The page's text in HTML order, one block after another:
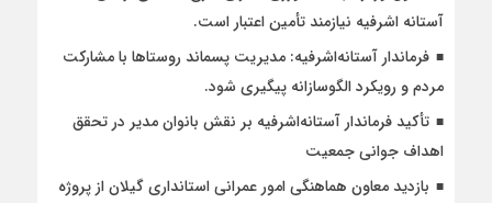
آستانه اشرفیه نیازمند تأمین اعتبار است.
فرماندار آستانه‌اشرفیه: مدیریت پسماند روستاها با مشارکت
مردم و رویکرد الگوسازانه پیگیری شود.
تأکید فرماندار آستانه‌اشرفیه بر نقش بانوان مدیر در تحقق
اهداف جوانی جمعیت
بازدید معاون هماهنگی امور عمرانی استانداری گیلان از پروژه